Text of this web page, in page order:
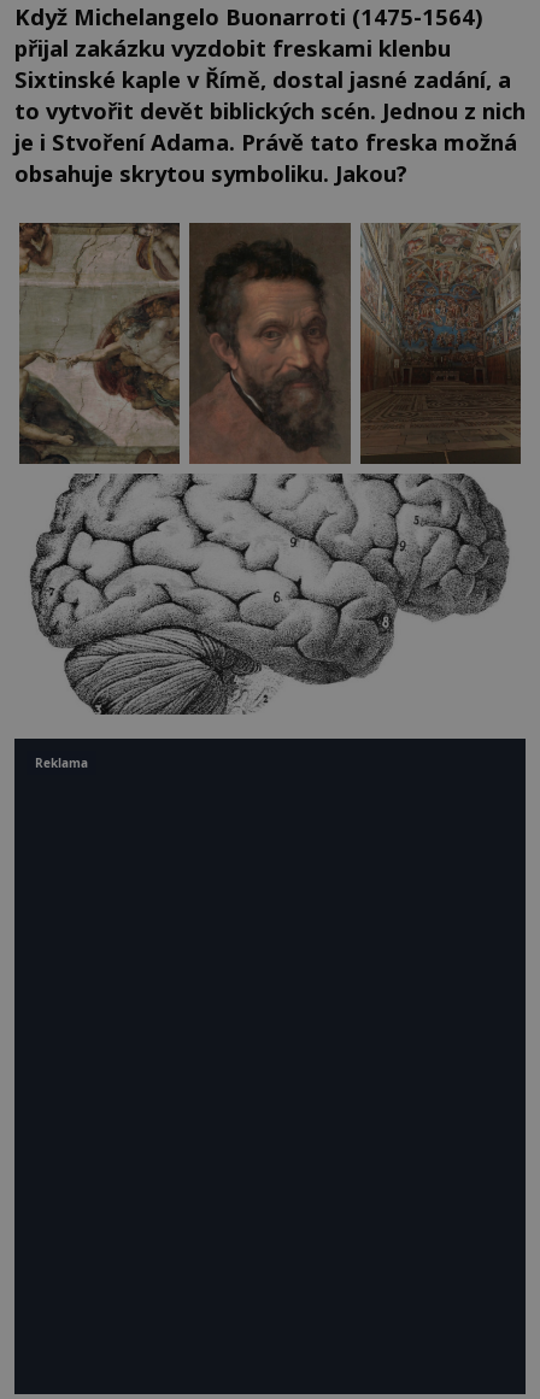
Když Michelangelo Buonarroti (1475-1564)
přijal zakázku vyzdobit freskami klenbu
Sixtinské kaple v Římě, dostal jasné zadání, a
to vytvořit devět biblických scén. Jednou z nich
je i Stvoření Adama. Právě tato freska možná
obsahuje skrytou symboliku. Jakou?
Reklama